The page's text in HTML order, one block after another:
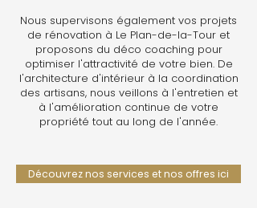
Nous supervisons également vos projets
de rénovation à Le Plan-de-la-Tour et
proposons du déco coaching pour
optimiser l'attractivité de votre bien. De
l'architecture d'intérieur à la coordination
des artisans, nous veillons à l'entretien et
à l'amélioration continue de votre
propriété tout au long de l'année.
Découvrez nos services et nos offres ici